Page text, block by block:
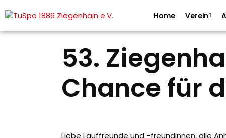
Home Verein
53.
Chance für
Liebe Lauffreunde und -freundinnen, alle